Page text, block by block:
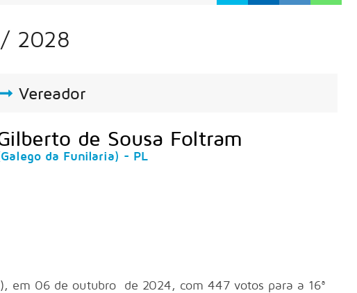
2028
Vereador
de Sousa Foltram
da Funilaria) - PL
em 06 de outubro de 2024, com 447 votos para a 16ª